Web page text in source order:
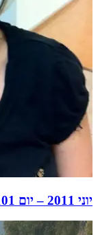
יוני 2011 – יום 101, רחל. שפיות זמנית